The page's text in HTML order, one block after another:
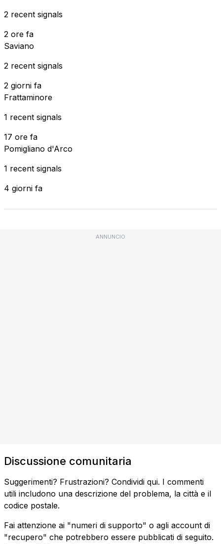
2 recent signals
2 ore fa
Saviano
2 recent signals
2 giorni fa
Frattaminore
1 recent signals
17 ore fa
Pomigliano d'Arco
1 recent signals
4 giorni fa
ANNUNCIO
Discussione comunitaria
Suggerimenti? Frustrazioni? Condividi qui. I commenti
utili includono una descrizione del problema, la città e il
codice postale.
Fai attenzione ai "numeri di supporto" o agli account di
"recupero" che potrebbero essere pubblicati di seguito.